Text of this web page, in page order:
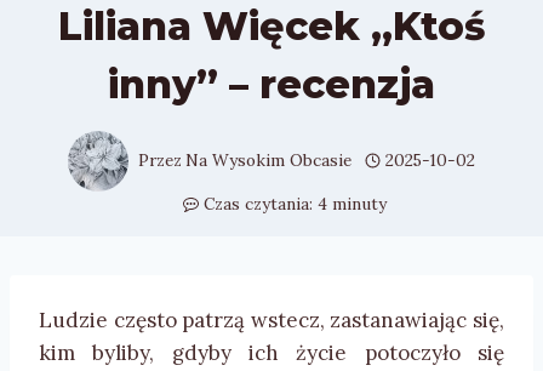
Liliana Więcek „Ktoś
inny” – recenzja
Przez Na Wysokim Obcasie
2025-10-02
Czas czytania: 4 minuty
Ludzie często patrzą wstecz, zastanawiając się,
kim byliby, gdyby ich życie potoczyło się